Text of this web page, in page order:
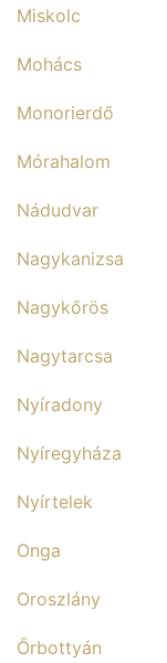
Miskolc
Mohács
Monorierdő
Mórahalom
Nádudvar
Nagykanizsa
Nagykőrös
Nagytarcsa
Nyíradony
Nyíregyháza
Nyírtelek
Onga
Oroszlány
Őrbottyán